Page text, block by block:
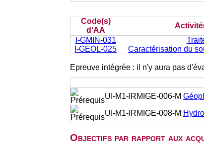
Code(s)
d’AA
I-GMIN-031
I-GEOL-025
Caractérisation du
Epreuve intégrée : il n'y aura pas
UI-M1-IRMIGE-006-M
UI-M1-IRMIGE-008-M
Objectifs par rapport aux